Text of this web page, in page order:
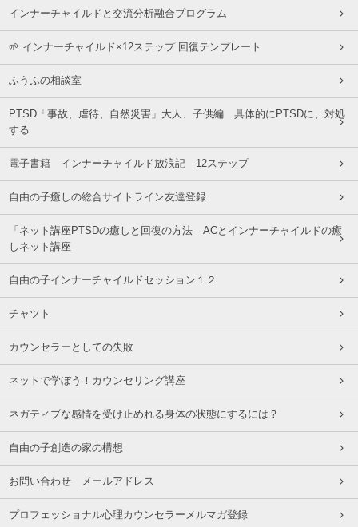
インナーチャイルドと交流分析融合プログラム
🌱 インナーチャイルド×12ステップ 回復テンプレート
ふうふの相談室
PTSD「事故、虐待、自然災害」大人、子供編 具体的にPTSDに、対処
する
電子書籍 インナーチャイルド放浪記 12ステップ
自由の子癒しの総合サイトライン友達登録
「ネット講座PTSDの癒しと回復の方法 ACとインナーチャイルドの癒
しネット講座
自由の子インナーチャイルドセッション１２
チャツト
カウンセラーとしての失敗
ネットで学ぼう！カウンセリング講座
ネガティブな感情を受け止めれる身体の状態にするには？
自由の子創造の家の構想
お問い合わせ メールアドレス
プロフェッショナル心理カウンセラーメルマガ登録